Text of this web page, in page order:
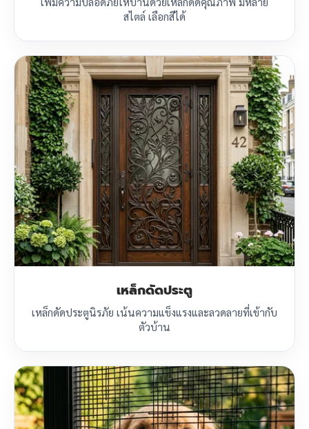
สไตล์ เลือกสีได้
เหล็กดัดประตู
เหล็กดัดประตูนิรภัย เน้นความแข็งแรงและลวดลายที่เข้ากับ
ตัวบ้าน